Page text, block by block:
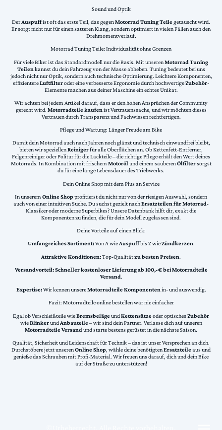
Sound und Optik
DerAuspuffist oft das erste Teil, das gegenMotorrad Tuning Teilegetauscht wird.
Er sorgt nicht nur für einen satteren Klang, sondern optimiert in vielen Fällen auch den
Drehmomentverlauf.
Motorrad Tuning Teile: Individualität ohne Grenzen
Für viele Biker ist das Standardmodell nur die Basis. Mit unserenMotorrad Tuning
Teilen kannst du dein Fahrzeug von der Masse abheben. Tuning bedeutet bei uns
jedoch nicht nur Optik, sondern auch technische Optimierung. Leichtere Komponenten,
effizientereLuftfilteroder eine verbesserte Ergonomie durch hochwertigeZubehör-
Elemente machen aus deiner Maschine ein echtes Unikat.
Wir achten bei jedem Artikel darauf, dass er den hohen Ansprüchen der Community
gerecht wird. Motorradteile kaufen ist Vertrauenssache, und wir möchten dieses
Vertrauen durch Transparenz und Fachwissen rechtfertigen.
Pflege und Wartung: Länger Freude am Bike
Damit dein Motorrad auch nach Jahren noch glänzt und technisch einwandfrei bleibt,
bieten wir speziellenReinigerfür alle Oberflächen an. Ob Kettenfett-Entferner,
Felgenreiniger oder Politur für die Lackteile – die richtige Pflege erhält den Wert deines
Motorrads. In Kombination mit frischemMotorölund einem sauberenÖlfiltersorgst
du für eine lange Lebensdauer des Triebwerks.
Dein Online Shop mit dem Plus an Service
In unserem Online Shopprofitierst du nicht nur von der riesigen Auswahl, sondern
auch von einer intuitiven Suche. Du suchst gezielt nachErsatzteilen für Motorrad-
Klassiker oder moderne Superbikes? Unsere Datenbank hilft dir, exakt die
Komponenten zu finden, die für dein Modell zugelassen sind.
Deine Vorteile auf einen Blick:
Umfangreiches Sortiment:Von A wieAuspuffbis Z wieZündkerzen.
Attraktive Konditionen:Top-Qualitätzu besten Preisen.
Versandvorteil:Schneller kostenloser Lieferung ab 100,-€ bei Motorradteile
Versand.
Expertise:Wir kennen unsereMotorradteile Komponentenin- und auswendig.
Fazit: Motorradteile online bestellen war nie einfacher
Egal ob Verschleißteile wieBremsbelägeundKettensätzeoder optischesZubehör
wieBlinkerundAnbauteile– wir sind dein Partner. Verlasse dich auf unseren
Motorradteile Versand und starte bestens gerüstet in die nächste Saison.
Qualität, Sicherheit und Leidenschaft für Technik – das ist unser Versprechen an dich.
Durchstöbere jetzt unserenOnline Shop, wähle deine benötigtenErsatzteileaus und
genieße das Schrauben mit Profi-Material. Wir freuen uns darauf, dich und dein Bike
auf der Straße zu unterstützen!